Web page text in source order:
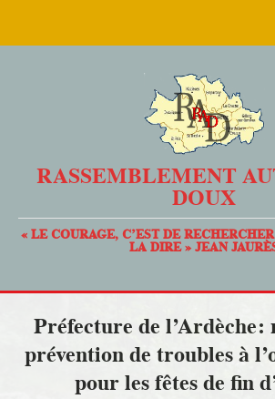
RASSEMBLEMENT
DOUX
« LE COURAGE, C’EST DE
LA DIRE » JEAN
Préfecture de l’Ardèche:
prévention de troubles à
pour les fêtes de fin